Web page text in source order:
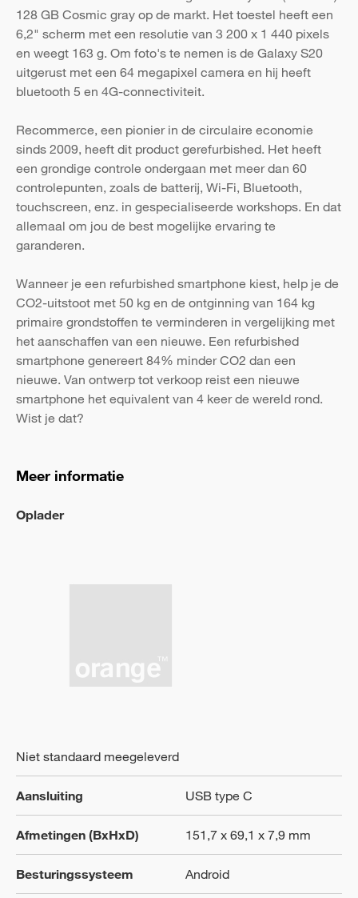
128 GB Cosmic gray op de markt. Het toestel heeft een
6,2" scherm met een resolutie van 3 200 x 1 440 pixels
en weegt 163 g. Om foto's te nemen is de Galaxy S20
uitgerust met een 64 megapixel camera en hij heeft
bluetooth 5 en 4G-connectiviteit.
Recommerce, een pionier in de circulaire economie
sinds 2009, heeft dit product gerefurbished. Het heeft
een grondige controle ondergaan met meer dan 60
controlepunten, zoals de batterij, Wi-Fi, Bluetooth,
touchscreen, enz. in gespecialiseerde workshops. En dat
allemaal om jou de best mogelijke ervaring te
garanderen.
Wanneer je een refurbished smartphone kiest, help je de
CO2-uitstoot met 50 kg en de ontginning van 164 kg
primaire grondstoffen te verminderen in vergelijking met
het aanschaffen van een nieuwe. Een refurbished
smartphone genereert 84% minder CO2 dan een
nieuwe. Van ontwerp tot verkoop reist een nieuwe
smartphone het equivalent van 4 keer de wereld rond.
Wist je dat?
Meer informatie
Oplader
Niet standaard meegeleverd
Aansluiting USB type C
Afmetingen (BxHxD) 151,7 x 69,1 x 7,9 mm
Besturingssysteem Android